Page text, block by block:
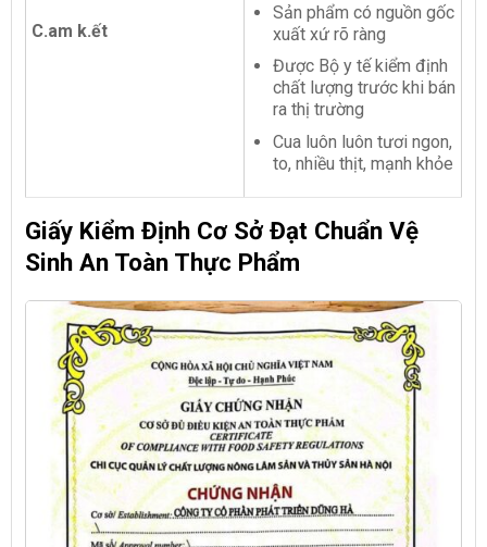
C.am k.ết
Sản phẩm có nguồn gốc
xuất xứ rõ ràng
Được Bộ y tế kiểm định
chất lượng trước khi bán
ra thị trường
Cua luôn luôn tươi ngon,
to, nhiều thịt, mạnh khỏe
Giấy Kiểm Định Cơ Sở Đạt Chuẩn Vệ
Sinh An Toàn Thực Phẩm